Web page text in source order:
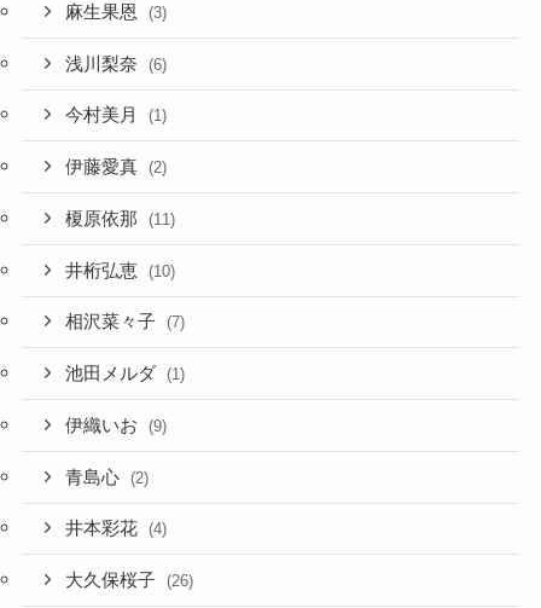
麻生果恩 (3)
浅川梨奈 (6)
今村美月 (1)
伊藤愛真 (2)
榎原依那 (11)
井桁弘恵 (10)
相沢菜々子 (7)
池田メルダ (1)
伊織いお (9)
青島心 (2)
井本彩花 (4)
大久保桜子 (26)